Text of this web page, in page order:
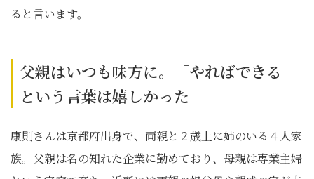
ると言います。
父親はいつも味方に。「やればできる」
という言葉は嬉しかった
康則さんは京都府出身で、両親と２歳上に姉のいる４人家
族。父親は名の知れた企業に勤めており、母親は専業主婦